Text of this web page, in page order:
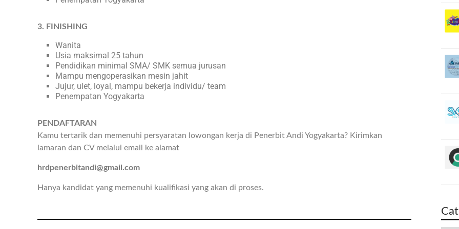
3. FINISHING
Wanita
Usia maksimal 25 tahun
Pendidikan minimal SMA/ SMK semua jurusan
Mampu mengoperasikan mesin jahit
Jujur, ulet, loyal, mampu bekerja individu/ team
Penempatan Yogyakarta
PENDAFTARAN
Kamu tertarik dan memenuhi persyaratan lowongan kerja di Penerbit Andi Yogyakarta? Kirimkan
lamaran dan CV melalui email ke alamat
hrdpenerbitandi@gmail.com
Hanya kandidat yang memenuhi kualifikasi yang akan di proses.